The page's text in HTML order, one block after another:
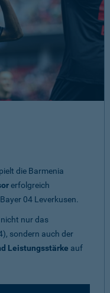
die Barmenia
erfolgreich
04 Leverkusen.
nicht nur das
sondern auch der
Leistungsstärke auf